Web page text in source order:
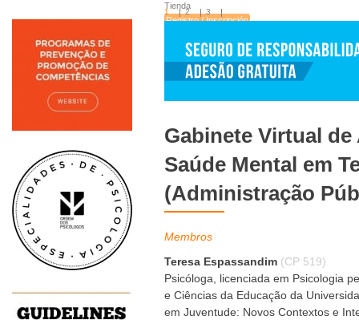
Tienda
Registro / Inscripción
1 2 3
Gabinete Virtual
Saúde Mental em
(Administração
Membros
Teresa Espassandim (CP 519)
Psicóloga, licenciada em Psicologia
e Ciências da Educação da
em Juventude: Novos Contextos e